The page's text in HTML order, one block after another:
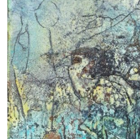
Luca Andreoli
Laura Alunni
Jessica A. McVicker
Ivan Iliev
Ilia Kagan
Evgeny Yakovlev
Obras
Eventos